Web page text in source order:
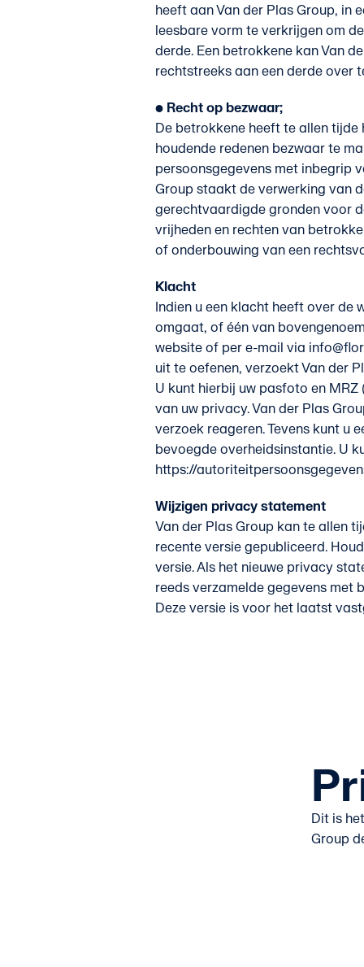
heeft aan Van der Plas Group, in
leesbare vorm te verkrijgen om
derde. Een betrokkene kan Van
rechtstreeks aan een derde over
• Recht op bezwaar;
De betrokkene heeft te allen
houdende redenen bezwaar te
persoonsgegevens met inbegrip
Group staakt de verwerking van
gerechtvaardigde gronden voor
vrijheden en rechten van
of onderbouwing van een
Klacht
Indien u een klacht heeft over de
omgaat, of één van
website of per e-mail via
uit te oefenen, verzoekt Van der
U kunt hierbij uw pasfoto en
van uw privacy. Van der Plas
verzoek reageren. Tevens kunt u
bevoegde overheidsinstantie. U
https://
Wijzigen privacy statement
Van der Plas Group kan te allen
recente versie gepubliceerd.
versie. Als het nieuwe privacy
reeds verzamelde gegevens met
Deze versie is voor het laatst
Dit is
Group